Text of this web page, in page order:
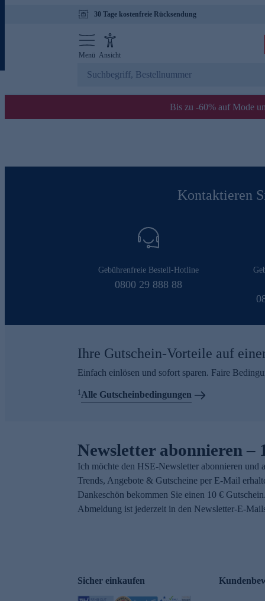
30 Tage kostenfreie Rücksendung
Menü Ansicht
Bis zu -60% auf Mode
Kontaktieren
Gebührenfreie Bestell-Hotline
0800 29 888 88
Ihre Gutschein-Vorteile auf
Einfach einlösen und sofort sparen. Faire
1Alle Gutscheinbedingungen
Newsletter abonnieren –
Ich möchte den HSE-Newsletter abonnieren und
Trends, Angebote & Gutscheine per E-Mail
Dankeschön bekommen Sie einen 10 €
Abmeldung ist jederzeit in den Newsletter-E-
Sicher einkaufen